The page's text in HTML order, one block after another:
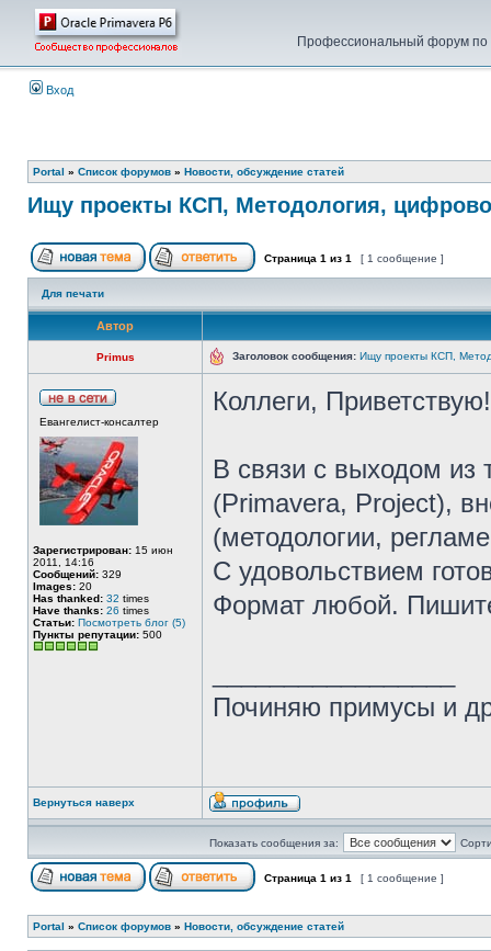
Профессиональный форум по
Вход
Portal » Список форумов » Новости, обсуждение статей
Ищу проекты КСП, Методология,
Страница 1 из 1 [ 1 сообщение ]
Для печати
Автор
Primus Заголовок сообщения: Ищу проекты КСП,
Евангелист-консалтер
Зарегистрирован: 15 июн
2011, 14:16
Сообщений: 329
Images: 20
Has thanked: 32 times
Have thanks: 26 times
Статьи: Посмотреть блог (5)
Пункты репутации: 500
Коллеги, Приветствую!
В связи с выходом из
(Primavera, Project),
(методологии,
С удовольствием
Формат любой.
Починяю примусы и
Вернуться наверх
Показать сообщения за:
Страница 1 из 1 [ 1 сообщение ]
Portal » Список форумов » Новости, обсуждение статей